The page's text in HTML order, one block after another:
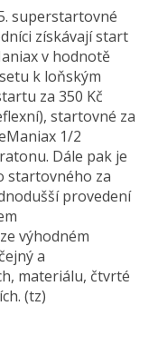
superstartovné
získávají start
v hodnotě
k loňským
za 350 Kč
startovné za
1/2
Dále pak je
startovného za
provedení
výhodném
a
materiálu, čtvrté
(tz)